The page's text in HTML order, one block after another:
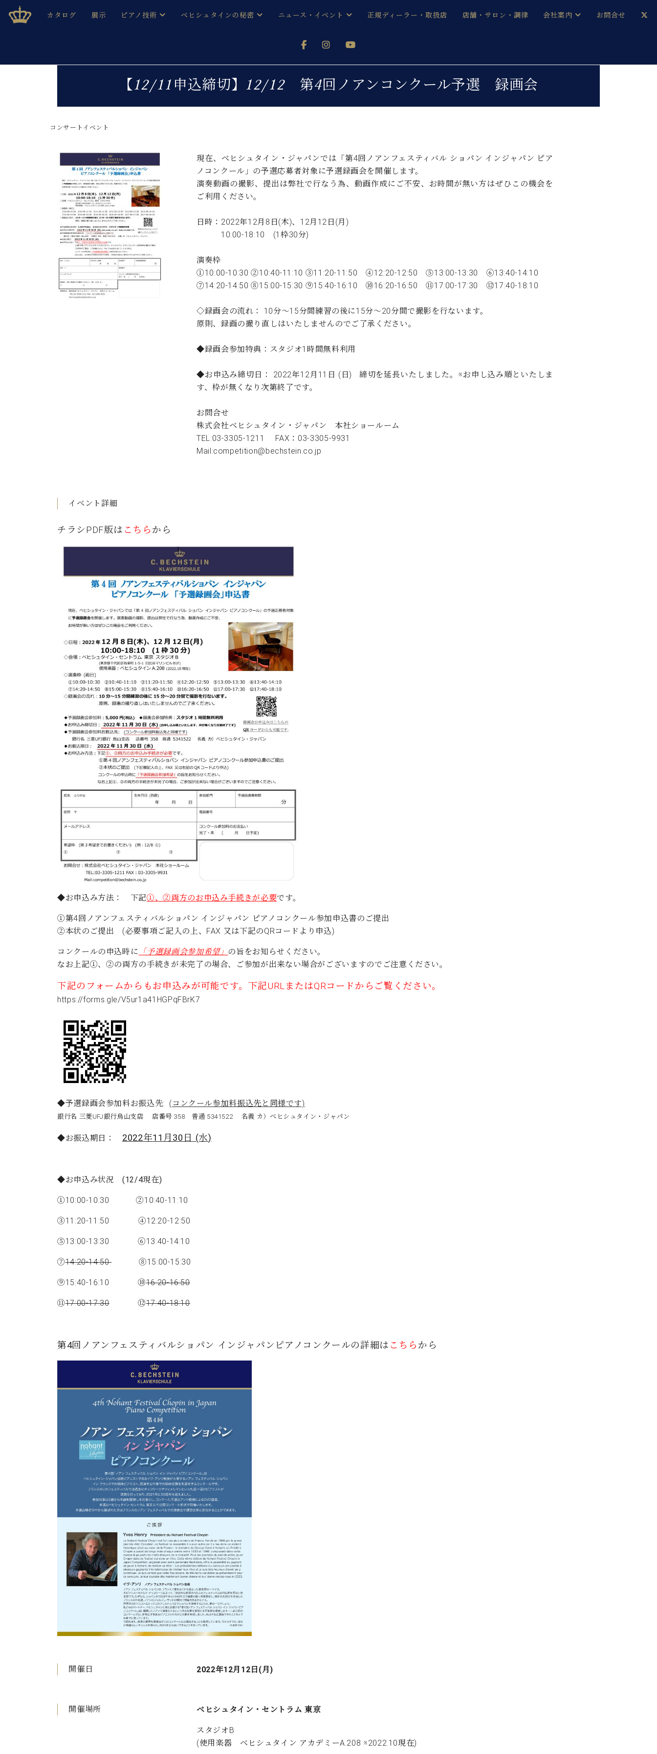
ベヒシュタインジャパン公式サイト
BECHSTEIN JAPAN Official Site
カタログ
C.ベヒシュタイン コンサート/C.ベヒシュタイン レジデンス
C.ベヒシュタイン コンサート
グランドピアノ
C.ベヒシュタイン コンサート
アップライトピアノ
C.ベヒシュタイン アカデミー
W.ホフマン プロフェッショナル
C.BECHSTEIN Digital(ベヒシュタイン デジタル)
展示 ピアノ技術
音色とタッチ
ベヒシュタインの秘密
ブランドヒストリー
ベヒシュタインを弾く前に
ベヒシュタイン・シューレ
納入実績 音楽教室
ご愛用者の声
ニュース・イベント
メルマガ会員登録ご案内
各店舗からのお知らせ
(入荷情報等)
コンサート
代理店主催イベント
正規ディーラー・取扱店 店舗・サロン・調律
ベヒシュタイン・シューレ音楽教室
ホール・スタジオレンタル
ホール・スタジオ空き状況
動画収録サービス
ピアノのコンシェルジュ
セントラム東京のご案内(PDF)
スタッフご挨拶
展示情報【ユーロピアノ特選中古】
イベント情報
お問い合わせ
アーティストカスタマーサービス(調律)
会社案内 お問合せ
【12/11申込締切】12/12 第4回ノアンコンクール予選 録画会
コンサートイベント
現在、ベヒシュタイン・ジャパンでは「第4回ノアンフェスティバル ショパン インジャパン ピア
ノコンクール」の予選応募者対象に予選録画会を開催します。
演奏動画の撮影、提出は弊社で行なう為、動画作成にご不安、お時間が無い方はぜひこの機会を
ご利用ください。
日時：2022年12月8日(木)、12月12日(月)
10:00-18:10 (1枠30分)
演奏枠
①10:00-10:30 ②10:40-11:10 ③11:20-11:50 ④12:20-12:50 ⑤13:00-13:30 ⑥13:40-14:10
⑦14:20-14:50 ⑧15:00-15:30 ⑨15:40-16:10 ⑩16:20-16:50 ⑪17:00-17:30 ⑫17:40-18:10
◇録画会の流れ： 10分～15分間練習の後に15分～20分間で撮影を行ないます。
原則、録画の撮り直しはいたしませんのでご了承ください。
◆録画会参加特典：スタジオ1時間無料利用
◆お申込み締切日： 2022年12月11日 (日) 締切を延長いたしました。※お申し込み順といたしま
す、枠が無くなり次第終了です。
お問合せ
株式会社ベヒシュタイン・ジャパン 本社ショールーム
TEL:03-3305-1211 FAX：03-3305-9931
Mail:competition@bechstein.co.jp
イベント詳細
チラシPDF版は こちら から
◆お申込み方法： 下記①、②両方のお申込み手続きが必要です。
①第4回ノアンフェスティバルショパン インジャパン ピアノコンクール参加申込書のご提出
②本状のご提出 (必要事項ご記入の上、FAX 又は下記のQRコードより申込)
コンクールの申込時に 「予選録画会参加希望」 の旨をお知らせください。
なお上記①、②の両方の手続きが未完了の場合、ご参加が出来ない場合がございますのでご注意ください。
下記のフォームからもお申込みが可能です。下記URLまたはQRコードからご覧ください。
https://forms.gle/V5ur1a41HGPqFBrK7
◆予選録画会参加料お振込先: (コンクール参加料振込先と同様です)
銀行名 三菱UFJ銀行烏山支店 店番号 358 普通 5341522 名義 カ）べヒシュタイン・ジャパン
◆お振込期日： 2022年11 月30日 (水)
◆お申込み状況 (12/4現在)
①10:00-10:30 ②10:40-11:10
③11:20-11:50 ④12:20-12:50
⑤13:00-13:30 ⑥13:40-14:10
⑦14:20-14:50⑧15:00-15:30
⑨15:40-16:10 ⑩16:20-16:50
⑪17:00-17:30⑫17:40-18:10
第4回ノアンフェスティバルショパン インジャパンピアノコンクールの詳細は こちら から
開催日 2022年12月12日(月)
開催場所 ベヒシュタイン・セントラム 東京
スタジオB
(使用楽器 ベヒシュタイン アカデミーA.208 ※2022.10現在)